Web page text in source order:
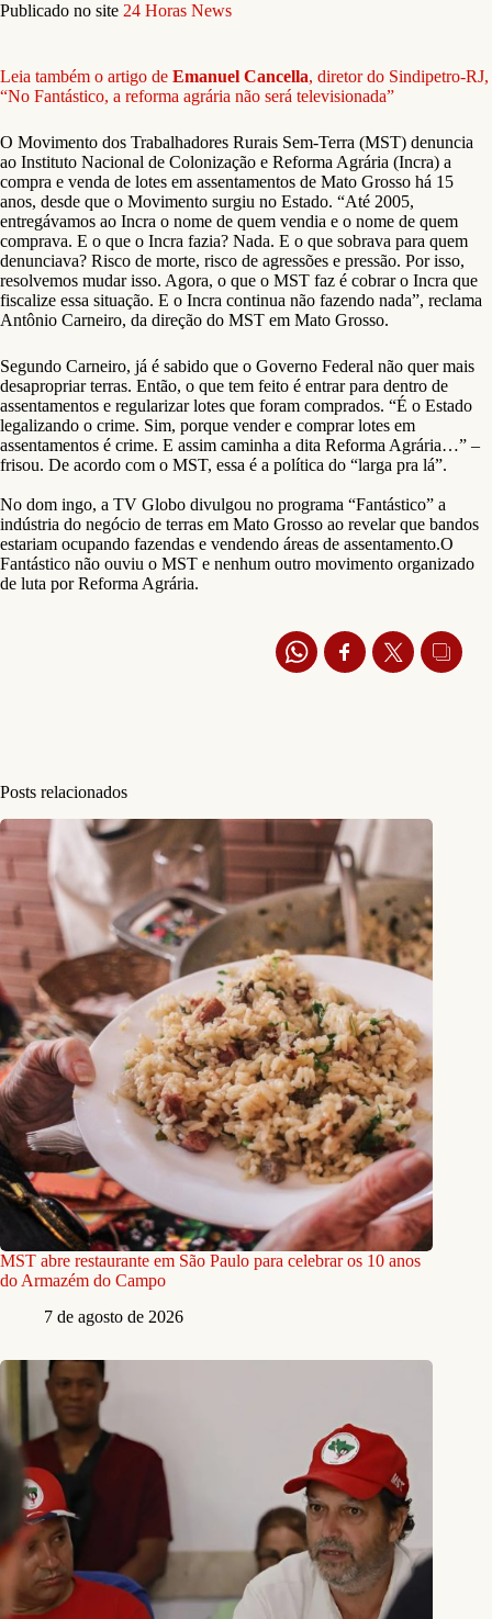
Publicado no site 24 Horas News
Leia também o artigo de Emanuel Cancella, diretor do Sindipetro-RJ,
“No Fantástico, a reforma agrária não será televisionada”
O Movimento dos Trabalhadores Rurais Sem-Terra (MST) denuncia
ao Instituto Nacional de Colonização e Reforma Agrária (Incra) a
compra e venda de lotes em assentamentos de Mato Grosso há 15
anos, desde que o Movimento surgiu no Estado. “Até 2005,
entregávamos ao Incra o nome de quem vendia e o nome de quem
comprava. E o que o Incra fazia? Nada. E o que sobrava para quem
denunciava? Risco de morte, risco de agressões e pressão. Por isso,
resolvemos mudar isso. Agora, o que o MST faz é cobrar o Incra que
fiscalize essa situação. E o Incra continua não fazendo nada”, reclama
Antônio Carneiro, da direção do MST em Mato Grosso.
Segundo Carneiro, já é sabido que o Governo Federal não quer mais
desapropriar terras. Então, o que tem feito é entrar para dentro de
assentamentos e regularizar lotes que foram comprados. “É o Estado
legalizando o crime. Sim, porque vender e comprar lotes em
assentamentos é crime. E assim caminha a dita Reforma Agrária…” –
frisou. De acordo com o MST, essa é a política do “larga pra lá”.
No dom ingo, a TV Globo divulgou no programa “Fantástico” a
indústria do negócio de terras em Mato Grosso ao revelar que bandos
estariam ocupando fazendas e vendendo áreas de assentamento.O
Fantástico não ouviu o MST e nenhum outro movimento organizado
de luta por Reforma Agrária.
Posts relacionados
MST abre restaurante em São Paulo para celebrar os 10 anos
do Armazém do Campo
7 de agosto de 2026